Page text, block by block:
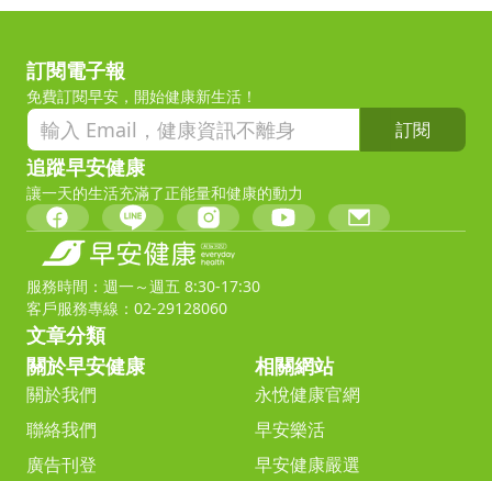
訂閱電子報
免費訂閱早安，開始健康新生活！
訂閱
追蹤早安健康
讓一天的生活充滿了正能量和健康的動力
服務時間：週一～週五 8:30-17:30
客戶服務專線：02-29128060
文章分類
關於早安健康
關於我們
聯絡我們
廣告刊登
相關網站
永悅健康官網
早安樂活
早安健康嚴選